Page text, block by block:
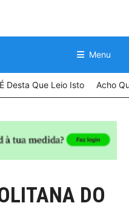
Menu
É Desta Que Leio Isto Acho
DO